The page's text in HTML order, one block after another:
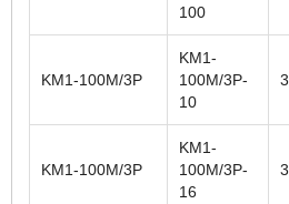
100
KM1-100M/3P
KM1-
100M/3P-
10
3
KM1-100M/3P
KM1-
100M/3P-
16
3